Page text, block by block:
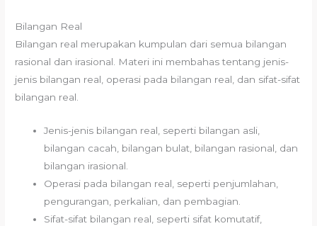
Bilangan Real
Bilangan real merupakan kumpulan dari semua bilangan
rasional dan irasional. Materi ini membahas tentang jenis-
jenis bilangan real, operasi pada bilangan real, dan sifat-sifat
bilangan real.
Jenis-jenis bilangan real, seperti bilangan asli,
bilangan cacah, bilangan bulat, bilangan rasional, dan
bilangan irasional.
Operasi pada bilangan real, seperti penjumlahan,
pengurangan, perkalian, dan pembagian.
Sifat-sifat bilangan real, seperti sifat komutatif,